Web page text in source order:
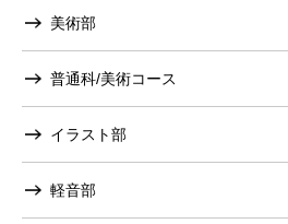
美術部
普通科/美術コース
イラスト部
軽音部